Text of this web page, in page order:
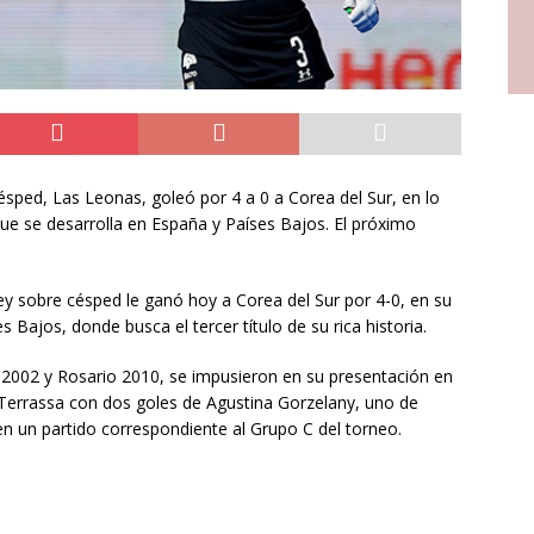
Las Leonas, goleó por 4 a 0 a Corea del Sur, en lo
se desarrolla en España y Países Bajos. El próximo
sobre césped le ganó hoy a Corea del Sur por 4-0, en su
Bajos, donde busca el tercer título de su rica historia.
y Rosario 2010, se impusieron en su presentación en
con dos goles de Agustina Gorzelany, uno de
un partido correspondiente al Grupo C del torneo.